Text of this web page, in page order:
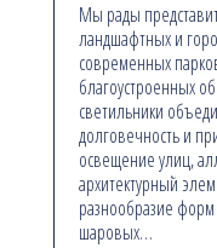
Мы рады
ландшафтных и
современных
благоустроенных
светильники
долговечность и
освещение улиц,
архитектурный
разнообразие
шаровых…